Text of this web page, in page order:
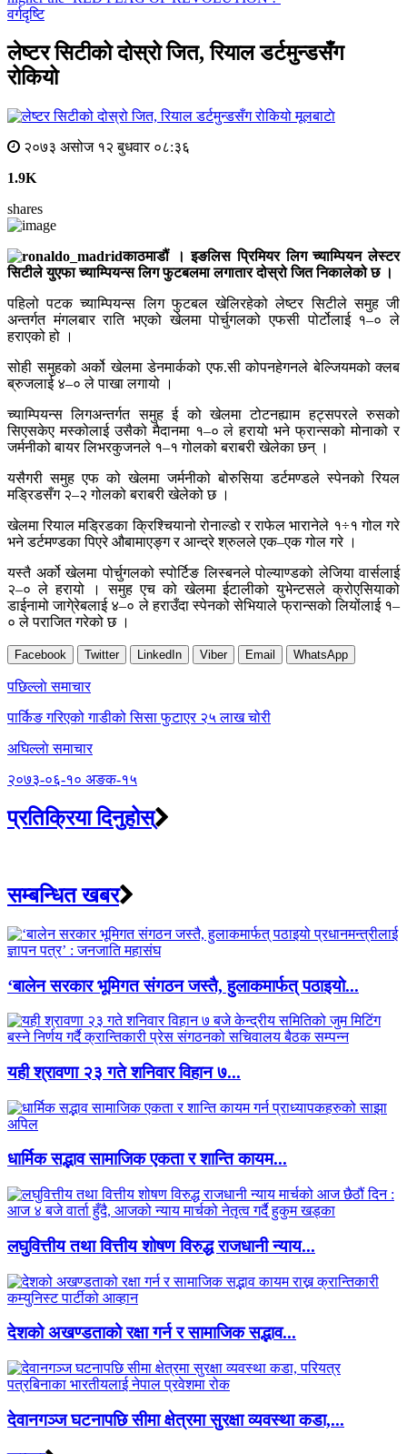
वर्गदृष्टि
लेष्टर सिटीको दोस्रो जित, रियाल डर्टमुन्डसँग
रोकियो
मूलबाटाे
२०७३ असोज १२ बुधवार ०८:३६
1.9K
shares
काठमाडौं । इङलिस प्रिमियर लिग च्याम्पियन लेस्टर
सिटीले युएफा च्याम्पियन्स लिग फुटबलमा लगातार दोस्रो जित निकालेको छ ।
पहिलो पटक च्याम्पियन्स लिग फुटबल खेलिरहेको लेष्टर सिटीले समुह जी
अन्तर्गत मंगलबार राति भएको खेलमा पोर्चुगलको एफसी पोर्टोलाई १–० ले
हराएको हो ।
सोही समुहको अर्को खेलमा डेनमार्कको एफ.सी कोपनहेगनले बेल्जियमको क्लब
ब्रुजलाई ४–० ले पाखा लगायो ।
च्याम्पियन्स लिगअन्तर्गत समुह ई को खेलमा टोटनह्याम हट्सपरले रुसको
सिएसकेए मस्कोलाई उसैको मैदानमा १–० ले हरायो भने फ्रान्सको मोनाको र
जर्मनीको बायर लिभरकुजनले १–१ गोलको बराबरी खेलेका छन् ।
यसैगरी समुह एफ को खेलमा जर्मनीको बोरुसिया डर्टमण्डले स्पेनको रियल
मड्रिडसँग २–२ गोलको बराबरी खेलेको छ ।
खेलमा रियाल मड्रिडका क्रिश्चियानो रोनाल्डो र राफेल भारानेले १÷१ गोल गरे
भने डर्टमण्डका पिएरे औबामाएङ्ग र आन्द्रे श्रुलले एक–एक गोल गरे ।
यस्तै अर्को खेलमा पोर्चुगलको स्पोर्टिङ लिस्बनले पोल्याण्डको लेजिया वार्सलाई
२–० ले हरायो । समुह एच को खेलमा ईटालीको युभेन्टसले क्रोएसियाको
डाईनामो जागे्रेबलाई ४–० ले हराउँदा स्पेनको सेभियाले फ्रान्सको लियोंलाई १–
० ले पराजित गरेको छ ।
Facebook Twitter LinkedIn Viber Email WhatsApp
Post
navigation
पछिल्लाे समाचार
पार्किङ गरिएको गाडीको सिसा फुटाएर २५ लाख चोरी
अघिल्लाे समाचार
२०७३-०६-१० अङक-१५
प्रतिक्रिया दिनुहोस्
सम्बन्धित खबर
‘बालेन सरकार भूमिगत संगठन जस्तै, हुलाकमार्फत् पठाइयो...
यही श्रावणा २३ गते शनिवार विहान ७...
धार्मिक सद्भाव सामाजिक एकता र शान्ति कायम...
लघुवित्तीय तथा वित्तीय शोषण विरुद्ध राजधानी न्याय...
देशको अखण्डताको रक्षा गर्न र सामाजिक सद्भाव...
देवानगञ्ज घटनापछि सीमा क्षेत्रमा सुरक्षा व्यवस्था कडा,...